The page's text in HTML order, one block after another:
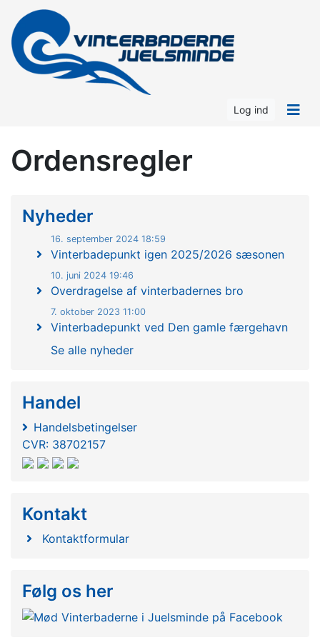
Log ind
Ordensregler
Nyheder
16. september 2024 18:59
Vinterbadepunkt igen 2025/2026 sæsonen
10. juni 2024 19:46
Overdragelse af vinterbadernes bro
7. oktober 2023 11:00
Vinterbadepunkt ved Den gamle færgehavn
Se alle nyheder
Handel
Handelsbetingelser
CVR: 38702157
Kontakt
Kontaktformular
Følg os her